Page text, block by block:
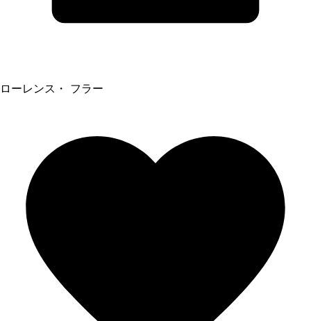
ローレンス・ フラー